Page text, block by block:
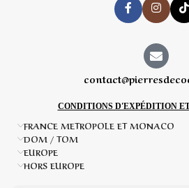
CONDITIONS D'EXPÉDITION
FRANCE METROPOLE ET MONACO
DOM / TOM
EUROPE
HORS EUROPE